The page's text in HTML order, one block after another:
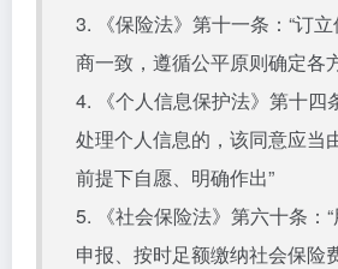
3. 《保险法》第十一条：“订
商一致，遵循公平原则确定各
4. 《个人信息保护法》第十四
处理个人信息的，该同意应当
前提下自愿、明确作出”
5. 《社会保险法》第六十条：
申报、按时足额缴纳社会保险